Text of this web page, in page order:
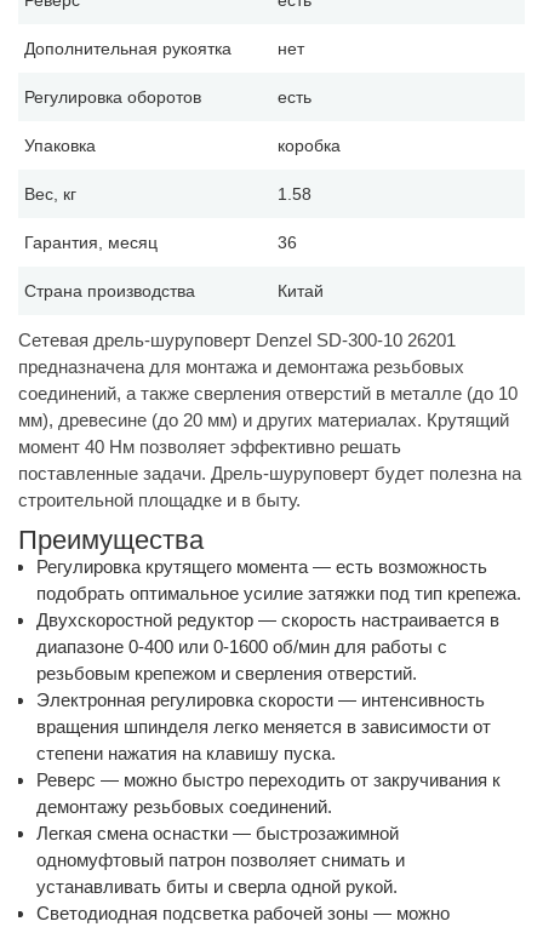
Дополнительная рукоятка нет
Регулировка оборотов есть
Упаковка коробка
Вес, кг 1.58
Гарантия, месяц 36
Страна производства Китай
Сетевая дрель-шуруповерт Denzel SD-300-10 26201
предназначена для монтажа и демонтажа резьбовых
соединений, а также сверления отверстий в металле (до 10
мм), древесине (до 20 мм) и других материалах. Крутящий
момент 40 Нм позволяет эффективно решать
поставленные задачи. Дрель-шуруповерт будет полезна на
строительной площадке и в быту.
Преимущества
Регулировка крутящего момента — есть возможность
подобрать оптимальное усилие затяжки под тип крепежа.
Двухскоростной редуктор — скорость настраивается в
диапазоне 0-400 или 0-1600 об/мин для работы с
резьбовым крепежом и сверления отверстий.
Электронная регулировка скорости — интенсивность
вращения шпинделя легко меняется в зависимости от
степени нажатия на клавишу пуска.
Реверс — можно быстро переходить от закручивания к
демонтажу резьбовых соединений.
Легкая смена оснастки — быстрозажимной
одномуфтовый патрон позволяет снимать и
устанавливать биты и сверла одной рукой.
Светодиодная подсветка рабочей зоны — можно